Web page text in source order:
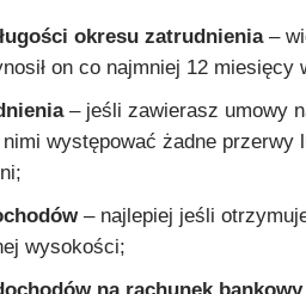
okresu zatrudnienia–
on co najmniej 12 miesięcy
– jeśli zawierasz umowy
występować żadne przerwy
– najlepiej jeśli
wysokości;
na rachunek bankowy